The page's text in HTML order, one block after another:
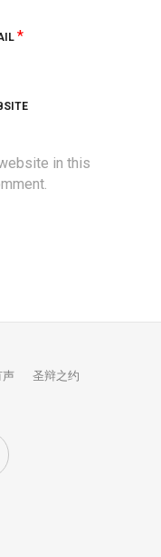
*
in this
声 圣辩之约